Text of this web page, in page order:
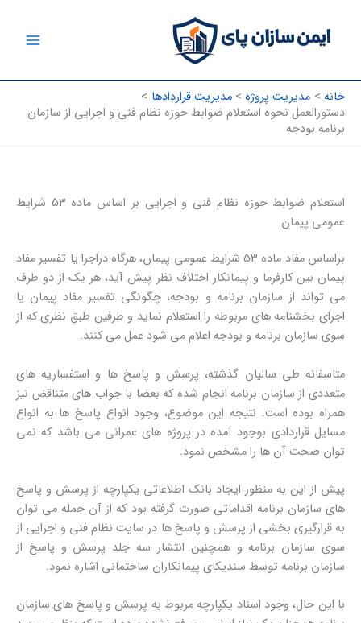
خانه مدیریت پروژه
مدیریت قراردادها
دستورالعمل نحوه استعلام ضوابط حوزه نظام فنی و اجرایی از سازمان
برنامه بودجه
استعلام ضوابط حوزه نظام فنی و اجرایی بر اساس ماده 53 شرایط
عمومی پیمان
براساس مفاد ماده 53 شرایط عمومی پیمان، هرگاه دراجرا یا تفسیر مفاد
پیمان بین کارفرما و پیمانکار اختلاف نظر پیش آید، هر یک از دو طرف
می تواند از سازمان برنامه و بودجه، چگونگی تفسیر مفاد پیمان یا
اجرای بخشنامه های مربوطه را استعلام نماید و طرفین طبق نظری که از
سوی سازمان برنامه و بودجه اعلام می شود عمل می کنند.
متاسفانه طی سالیان گذشته، پرسش و پاسخ ها و استفساریه های
متعددی از سازمان برنامه انجام شده که بعضا با جواب های متناقض نیز
همراه بوده است. نتیجه این موضوع، وجود انواع پاسخ ها به انواع
مسایل قراردادی بوجود آمده در پروژه های عمرانی می باشد که نمی
توان صحت آن ها را مشخص نمود.
پیش از این به منظور ایجاد بانک اطلاعاتی یکپارچه از پرسش و پاسخ
های سازمان برنامه اقداماتی صورت گرفته بود که از آن جمله می توان
به قرارگیری بخشی از پرسش و پاسخ ها در سایت نظام فنی و اجرایی از
سوی سازمان برنامه و همچنین انتشار سه جلد پرسش و پاسخ از
سازمان برنامه توسط سندیکای پیمانکاران ساختمانی اشاره نمود.
با این حال، وجود اسناد یکپارچه مربوط به پرسش و پاسخ های سازمان